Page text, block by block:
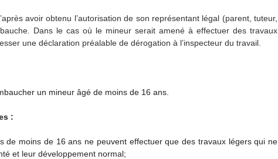
avoir obtenu l’autorisation de son représentant légal (parent, tuteur,
Dans le cas où le mineur serait amené à effectuer des travaux
une déclaration préalable de dérogation à l’inspecteur du travail.
un mineur âgé de moins de 16 ans.
:
de moins de 16 ans ne peuvent effectuer que des travaux légers qui ne
et leur développement normal;